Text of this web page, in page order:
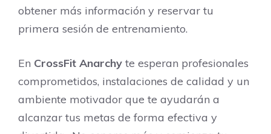
obtener más información y reservar tu
primera sesión de entrenamiento.
En CrossFit Anarchy te esperan profesionales
comprometidos, instalaciones de calidad y un
ambiente motivador que te ayudarán a
alcanzar tus metas de forma efectiva y